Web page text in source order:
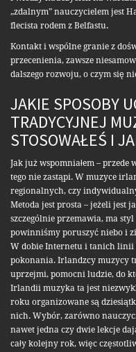
„zdalnym” nauczycielem jest
flecista rodem z Belfastu.
Kontakt i wspólne granie z
przecenienia, zawsze
dalszego rozwoju, o czym się
JAKIE SPOSOBY
TRADYCYJNEJ
STOSOWAŁEŚ I
Jak już wspomniałem – przede
tego nie zastąpi. W muzyce
regionalnych, czy
Metoda jest prosta – jeżeli jest
szczególnie przemawia, ma
powinniśmy poruszyć niebo i
W dobie Internetu i tanich linii
pokonania. Irlandzcy muzycy
uprzejmi, pomocni ludzie, do
Irlandii muzyka ta jest
roku organizowane są
nich. Wybór, zarówno
nawet jedna czy dwie lekcje
cały kolejny rok, więc